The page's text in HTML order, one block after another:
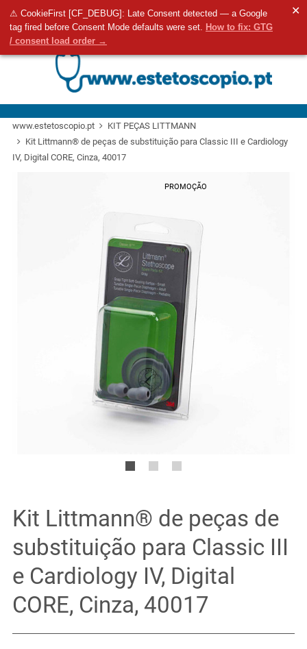
⚠ CookieFirst [CF_DEBUG]: Late Consent detected — a Google
tag fired before Consent Mode defaults were set. How to fix: GTG
/ consent load order →
✕
Aceda ao
0
www.estetoscopio.pt
KIT PEÇAS LITTMANN
Kit Littmann® de peças de substituição para Classic III e Cardiology
IV, Digital CORE, Cinza, 40017
PROMOÇÃO
Kit Littmann® de peças de
substituição para Classic III
e Cardiology IV, Digital
CORE, Cinza, 40017